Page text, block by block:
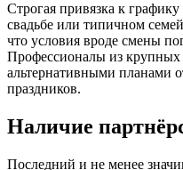
Строгая привязка к графику
свадьбе или типичном
что условия вроде смены
Профессионалы из крупных
альтернативными планами
праздников.
Наличие
Последний и не менее